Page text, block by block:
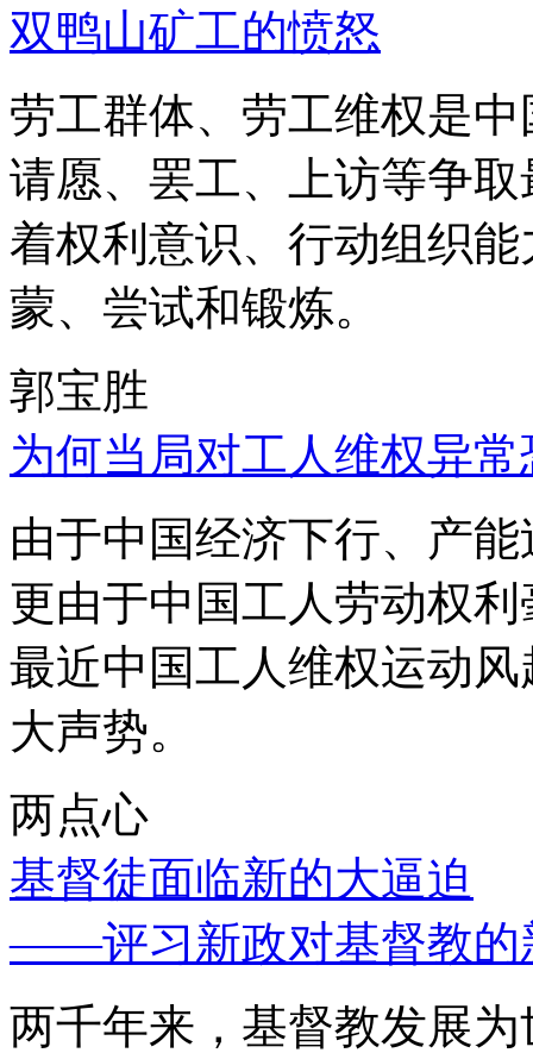
双鸭山矿工的愤怒
劳工群体、劳工维权是
请愿、罢工、上访等争
着权利意识、行动组织
蒙、尝试和锻炼。
郭宝胜
为何当局对工人维权异
由于中国经济下行、产
更由于中国工人劳动权
最近中国工人维权运动
大声势。
两点心
基督徒面临新的大逼迫
——评习新政对基督教的
两千年来，基督教发展